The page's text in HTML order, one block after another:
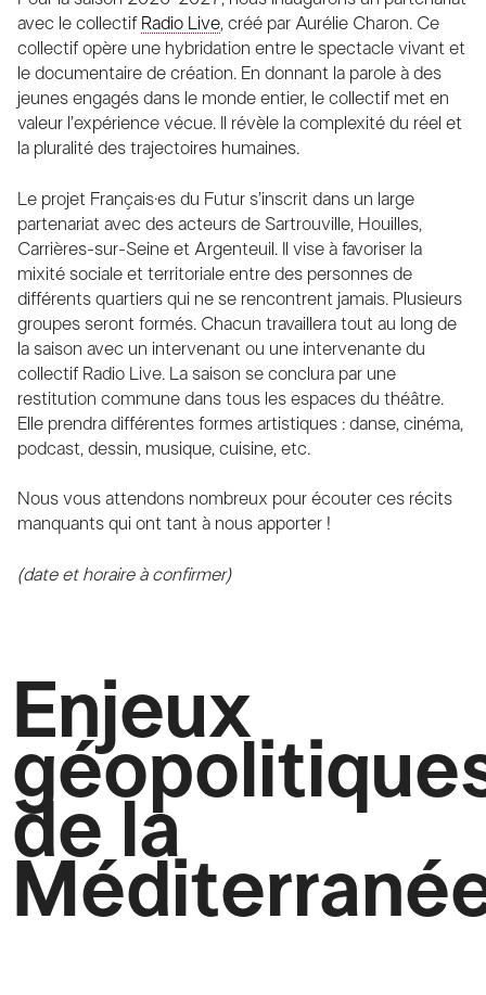
avec le collectif Radio Live, créé par Aurélie Charon. Ce
collectif opère une hybridation entre le spectacle vivant et
le documentaire de création. En donnant la parole à des
jeunes engagés dans le monde entier, le collectif met en
valeur l’expérience vécue. Il révèle la complexité du réel et
la pluralité des trajectoires humaines.
Le projet Français·es du Futur s’inscrit dans un large
partenariat avec des acteurs de Sartrouville, Houilles,
Carrières-sur-Seine et Argenteuil. Il vise à favoriser la
mixité sociale et territoriale entre des personnes de
différents quartiers qui ne se rencontrent jamais. Plusieurs
groupes seront formés. Chacun travaillera tout au long de
la saison avec un intervenant ou une intervenante du
collectif Radio Live. La saison se conclura par une
restitution commune dans tous les espaces du théâtre.
Elle prendra différentes formes artistiques : danse, cinéma,
podcast, dessin, musique, cuisine, etc.
Nous vous attendons nombreux pour écouter ces récits
manquants qui ont tant à nous apporter !
(date et horaire à confirmer)
Enjeux
de la